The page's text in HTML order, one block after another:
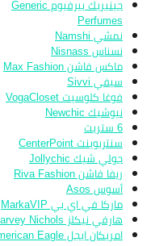
جينيريك بيرفيوم Generic
Perfumes
نمشي Namshi
نسناس Nisnass
ماكس فاشن Max Fashion
سيفي Sivvi
فوغا كلوسيت VogaCloset
نيوشيك Newchic
سنتربوينت CenterPoint
جولي شيك Jollychic
ريفا فاشن Riva Fashion
أسوس Asos
ماركا في اي بي MarkaVIP
هارفي نيكلز Harvey Nichols
امريكان ايجل American Eagle